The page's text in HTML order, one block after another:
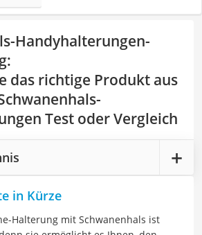
Handyhalterungen-
:
das richtige Produkt aus
Test oder Vergleich
in Kürze
Halterung mit Schwanenhals ist